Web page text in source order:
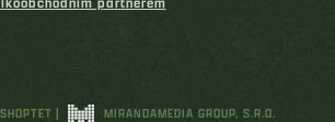
| MIRANDAMEDIA GROUP, S.R.O.